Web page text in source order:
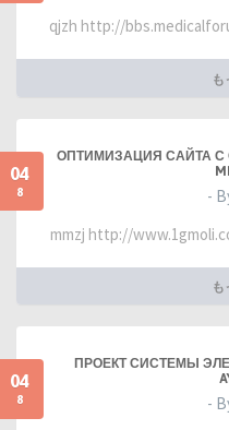
qjzh http://
も
04
8
ОПТИМИЗАЦИЯ САЙТА С
-
mmzj http://
も
04
8
ПРОЕКТ СИСТЕМЫ
-